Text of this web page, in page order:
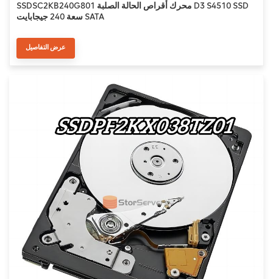
SSDSC2KB240G801 محرك أقراص الحالة الصلبة D3 S4510 SSD
سعة 240 جيجابايت SATA
عرض التفاصيل